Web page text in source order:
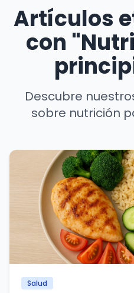
Artículos
con
Descubre
sobre nutrición
Salud